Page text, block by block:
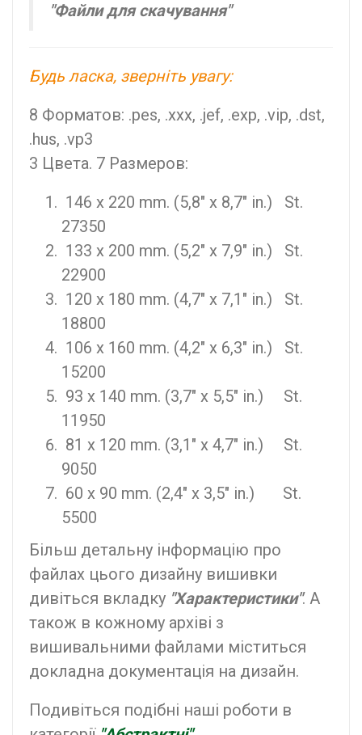
"Файли для скачування"
Будь ласка, зверніть увагу:
8 Форматов: .pes, .xxx, .jef, .exp, .vip, .dst,
.hus, .vp3
3 Цвета. 7 Размеров:
146 x 220 mm. (5,8" x 8,7" in.) St.
27350
133 x 200 mm. (5,2" x 7,9" in.) St.
22900
120 x 180 mm. (4,7" x 7,1" in.) St.
18800
106 x 160 mm. (4,2" x 6,3" in.) St.
15200
93 x 140 mm. (3,7" x 5,5" in.) St.
11950
81 x 120 mm. (3,1" x 4,7" in.) St.
9050
60 x 90 mm. (2,4" x 3,5" in.) St.
5500
Більш детальну інформацію про
файлах цього дизайну вишивки
дивіться вкладку "Характеристики". А
також в кожному архіві з
вишивальними файлами міститься
докладна документація на дизайн.
Подивіться подібні наші роботи в